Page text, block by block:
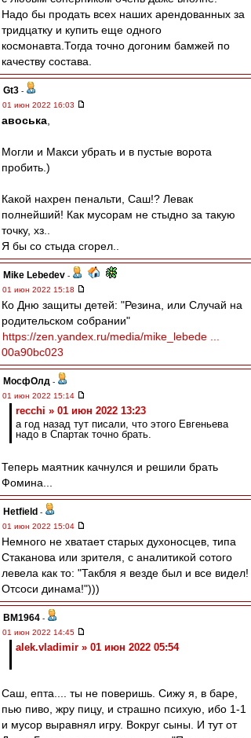
Надо бы продать всех наших арендованных за
тридцатку и купить еще одного
космонавта.Тогда точно догоним бамжей по
качеству состава.
Gt3 -
01 июн 2022 16:03
авоська
Могли и Макси убрать и в пустые ворота
пробить.)
Какой нахрен пенальти, Саш!? Левак
полнейший! Как мусорам не стыдно за такую
точку, хз..
Я бы со стыда сгорел..
Mike Lebedev -
01 июн 2022 15:18
Ко Дню защиты детей: "Резина, или Случай на
родительском собрании"
https://zen.yandex.ru/media/mike_lebede ...
00a90bc023
МосфОлд -
01 июн 2022 15:14
recchi » 01 июн 2022 13:23
а год назад тут писали, что этого Евгеньева
надо в Спартак точно брать.
Теперь маятник качнулся и решили брать
Фомина...
Hetfield -
01 июн 2022 15:04
Немного не хватает старых духоносцев, типа
Стаканова или зрителя, с аналитикой сотого
левела как то: "Такбля я везде был и все видел!
Отсоси динама!")))
BM1964 -
01 июн 2022 14:45
alek.vladimir » 01 июн 2022 05:54
Саш, епта.... ты не поверишь. Сижу я, в баре,
пью пиво, жру пицу, и страшно психую, ибо 1-1
и мусор выравнял игру. Вокруг сыны. И тут от